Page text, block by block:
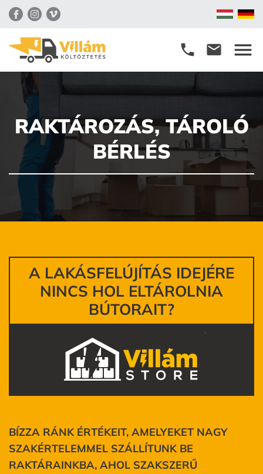
phone email menu
RAKTÁROZÁS, TÁROLÓ
BÉRLÉS
A LAKÁSFELÚJÍTÁS IDEJÉRE
NINCS HOL ELTÁROLNIA
BÚTORAIT?
BÍZZA RÁNK ÉRTÉKEIT, AMELYEKET NAGY
SZAKÉRTELEMMEL SZÁLLÍTUNK BE
RAKTÁRAINKBA, AHOL SZAKSZERŰ